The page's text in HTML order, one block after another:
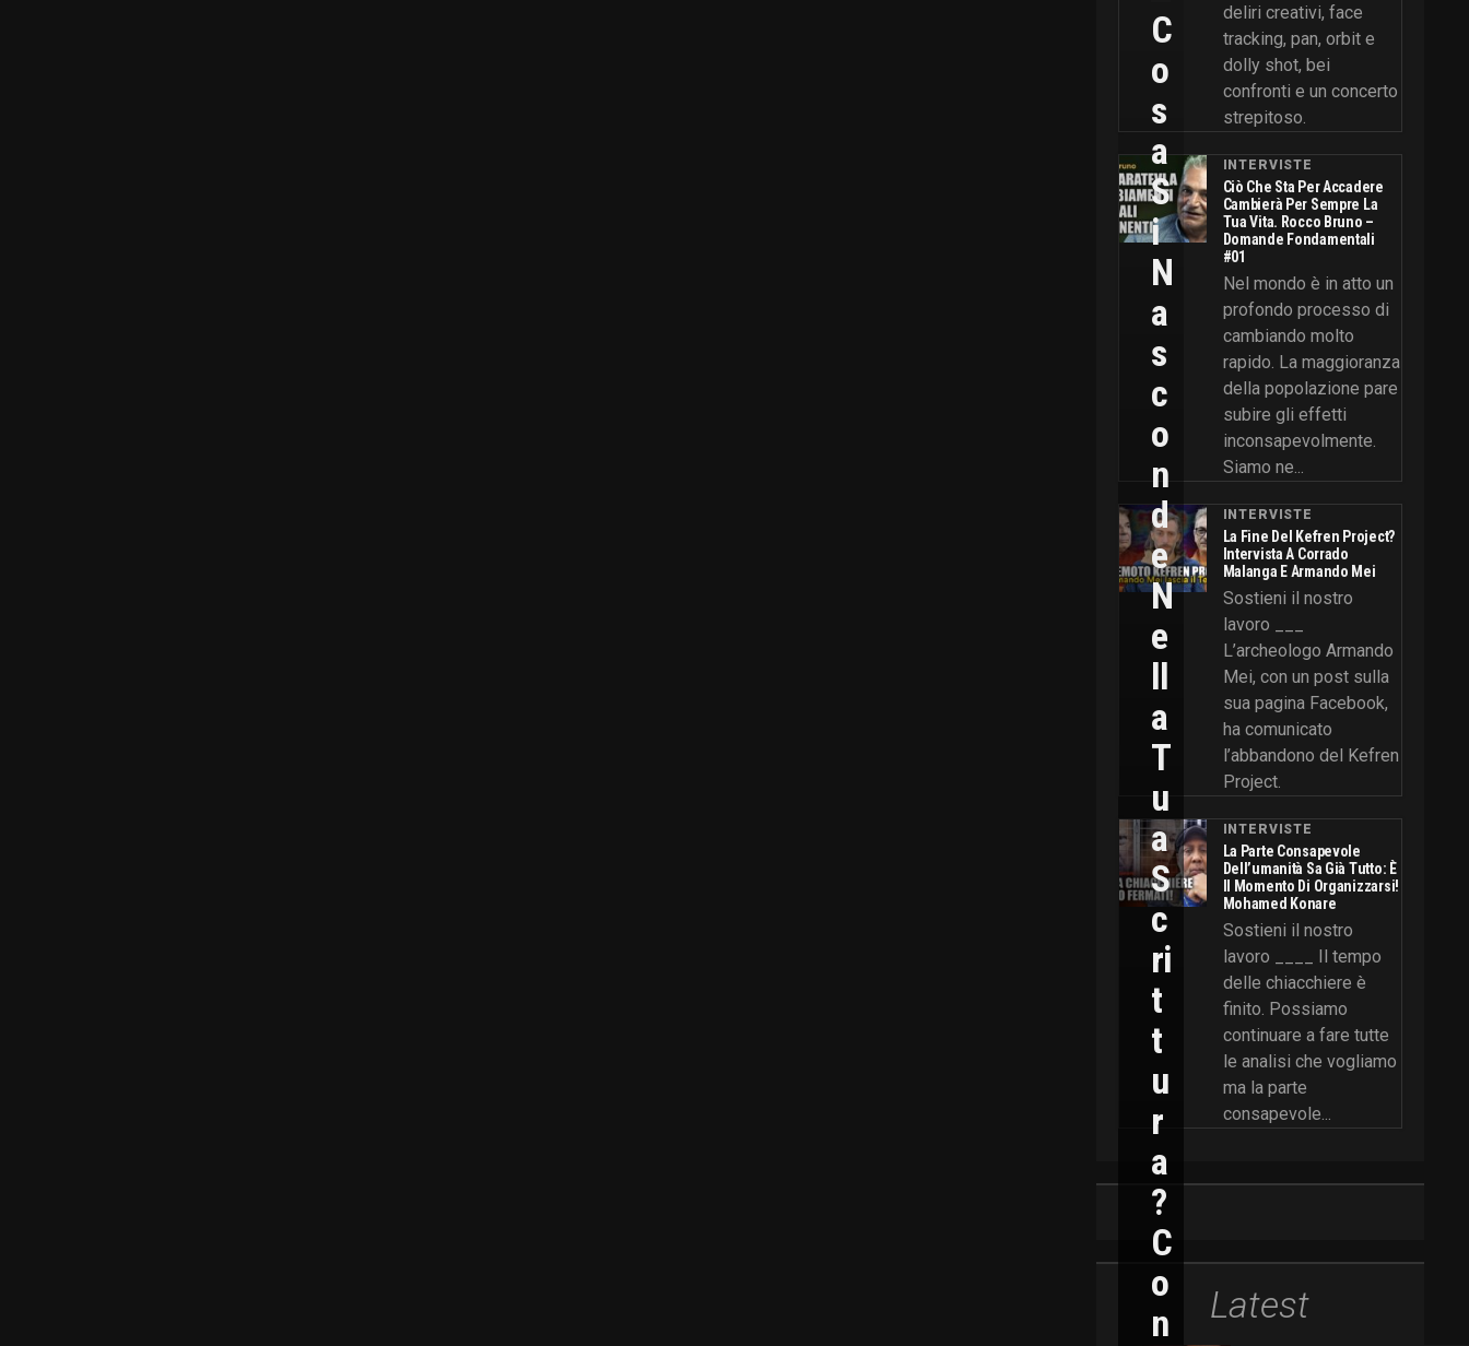
deliri creativi, face
tracking, pan, orbit e
dolly shot, bei
confronti e un concerto
strepitoso.
INTERVISTE
Ciò Che Sta Per Accadere
Cambierà Per Sempre La
Tua Vita. Rocco Bruno –
Domande Fondamentali
#01
Nel mondo è in atto un
profondo processo di
cambiando molto
rapido. La maggioranza
della popolazione pare
subire gli effetti
inconsapevolmente.
Siamo ne...
INTERVISTE
La Fine Del Kefren Project?
Intervista A Corrado
Malanga E Armando Mei
Sostieni il nostro
lavoro ___
L’archeologo Armando
Mei, con un post sulla
sua pagina Facebook,
ha comunicato
l’abbandono del Kefren
Project.
INTERVISTE
La Parte Consapevole
Dell’umanità Sa Già Tutto: È
Il Momento Di Organizzarsi!
Mohamed Konare
Sostieni il nostro
lavoro ____ Il tempo
delle chiacchiere è
finito. Possiamo
continuare a fare tutte
le analisi che vogliamo
ma la parte
consapevole...
Latest
C
O
S
A
S
I
N
A
S
C
O
N
D
E
N
E
Ll
A
T
U
A
S
C
Ri
T
T
U
R
A
?
C
O
N